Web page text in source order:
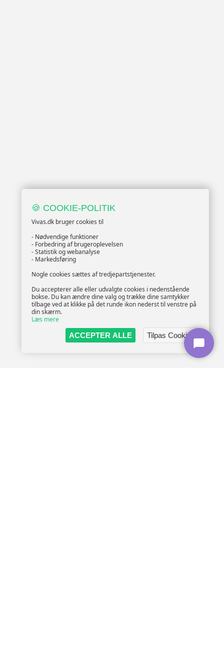
🍪 COOKIE-POLITIK
Vivas.dk bruger cookies til
- Nødvendige funktioner
- Forbedring af brugeroplevelsen
- Statistik og webanalyse
- Markedsføring
Nogle cookies sættes af tredjepartstjenester.
Du accepterer alle eller udvalgte cookies i nedenstående
bokse. Du kan ændre dine valg og trække dine samtykker
tilbage ved at klikke på det runde ikon nederst til venstre på
din skærm.
Læs mere
ACCEPTER ALLE
Tilpas Cookies